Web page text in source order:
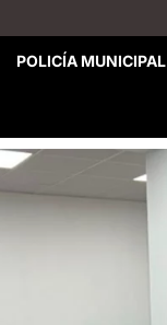
POLICÍA MUNICIPAL